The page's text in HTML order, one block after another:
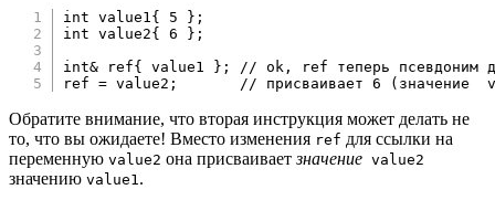
int value1 { 5 } ;
int value2{ 6 } ;
int& ref{ value1 } ;
// ok, ref теперь псевдоним
ref = value2 ; // присваивает 6 (значение
Обратите внимание, что вторая инструкция может делать не
то, что вы ожидаете! Вместо изменения ref для ссылки на
переменную value2 она присваиваетзначение value2
значению value1 .